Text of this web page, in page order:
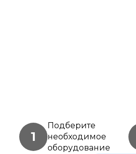
1
Подберите
необходимое
оборудование